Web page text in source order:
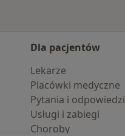
Dla pacjentów
Lekarze
Placówki medyczne
Pytania i odpowiedzi
Usługi i zabiegi
Choroby